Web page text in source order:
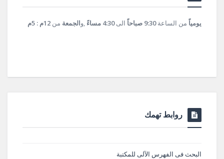
يومياً من الساعة9:30 صباحاً الى4:30 مساءً ,والجمعة من 12م : 5م
روابط تهمك
البحث فى الفهرس الآلى للمكتبة